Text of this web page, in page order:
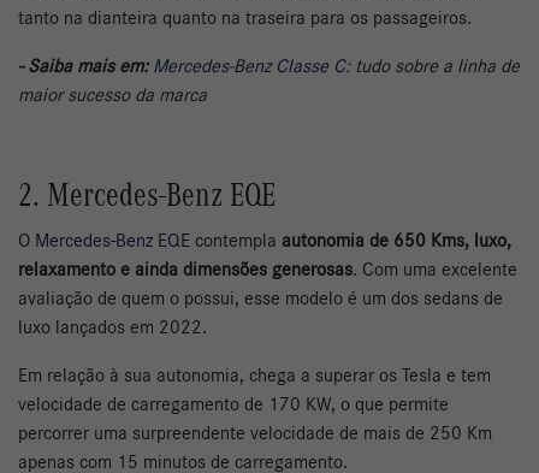
tanto na dianteira quanto na traseira para os passageiros.
- Saiba mais em: Mercedes-Benz Classe C: tudo sobre a linha de
maior sucesso da marca
2. Mercedes-Benz EQE
O Mercedes-Benz EQE contempla autonomia de 650 Kms, luxo,
relaxamento e ainda dimensões generosas. Com uma excelente
avaliação de quem o possui, esse modelo é um dos sedans de
luxo lançados em 2022.
Em relação à sua autonomia, chega a superar os Tesla e tem
velocidade de carregamento de 170 KW, o que permite
percorrer uma surpreendente velocidade de mais de 250 Km
apenas com 15 minutos de carregamento.